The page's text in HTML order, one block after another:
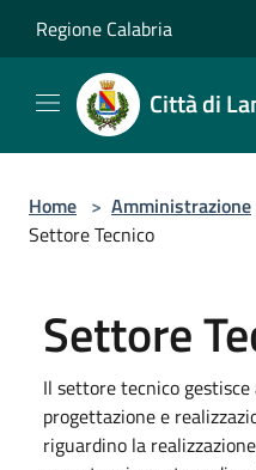
Regione Calabria
Città di
Home > Amministrazione
Settore Tecnico
Settore
Il settore tecnico
progettazione e
riguardino la